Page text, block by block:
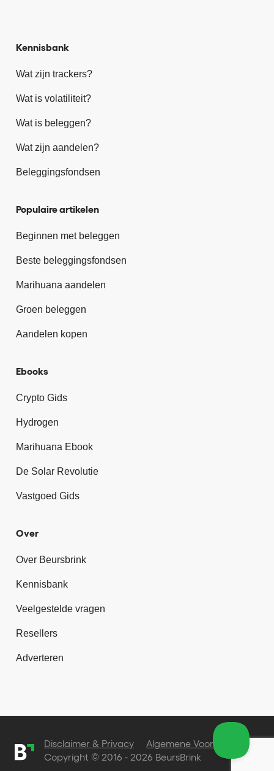
Kennisbank
Wat zijn trackers?
Wat is volatiliteit?
Wat is beleggen?
Wat zijn aandelen?
Beleggingsfondsen
Populaire artikelen
Beginnen met beleggen
Beste beleggingsfondsen
Marihuana aandelen
Groen beleggen
Aandelen kopen
Ebooks
Crypto Gids
Hydrogen
Marihuana Ebook
De Solar Revolutie
Vastgoed Gids
Over
Over Beursbrink
Kennisbank
Veelgestelde vragen
Resellers
Adverteren
Copyright © 2016 - 2026 BeursBrink
Disclaimer & Privacy Algemene Voorwaarden